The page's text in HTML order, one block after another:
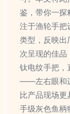
鉴，带你一
注于渔轮手把
类型，反映出
次呈现的佳品
钛电纹手把，
——左右眼和
比产品现场
手级灰色鱼柄